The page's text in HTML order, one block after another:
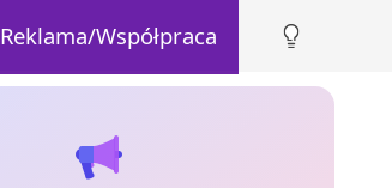
Reklama/Współpraca